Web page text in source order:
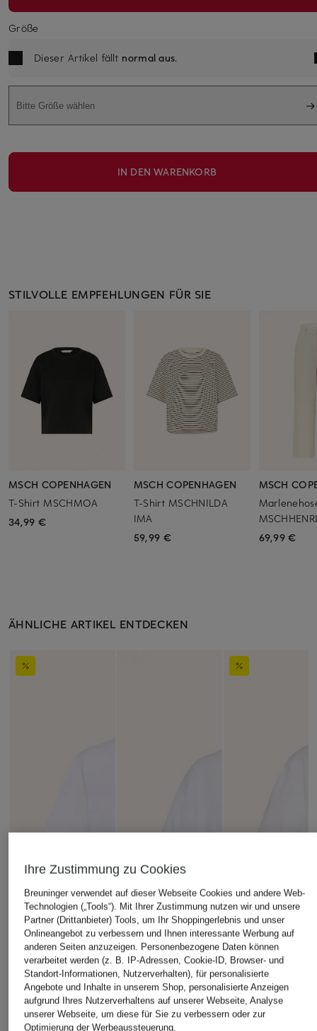
Größe
Dieser Artikel fällt normal aus.
Bitte Größe wählen
IN DEN WARENKORB
STILVOLLE EMPFEHLUNGEN FÜR SIE
MSCH COPENHAGEN
T-Shirt MSCHMOA
34,99 €
MSCH COPENHAGEN
T-Shirt MSCHNILDA
IMA
59,99 €
MSCH
69,99 €
ÄHNLICHE ARTIKEL ENTDECKEN
Ihre Zustimmung zu Cookies
Breuninger verwendet auf dieser Webseite Cookies und andere Web-
Technologien („Tools“). Mit Ihrer Zustimmung nutzen wir und unsere
Partner (Drittanbieter) Tools, um Ihr Shoppingerlebnis und unser
Onlineangebot zu verbessern und Ihnen interessante Werbung auf
anderen Seiten anzuzeigen. Personenbezogene Daten können
verarbeitet werden (z. B. IP-Adressen, Cookie-ID, Browser- und
Standort-Informationen, Nutzerverhalten), für personalisierte
Angebote und Inhalte in unserem Shop, personalisierte Anzeigen
aufgrund Ihres Nutzerverhaltens auf unserer Webseite, Analyse
unserer Webseite, um diese für Sie zu verbessern oder zur
Optimierung der Werbeaussteuerung.